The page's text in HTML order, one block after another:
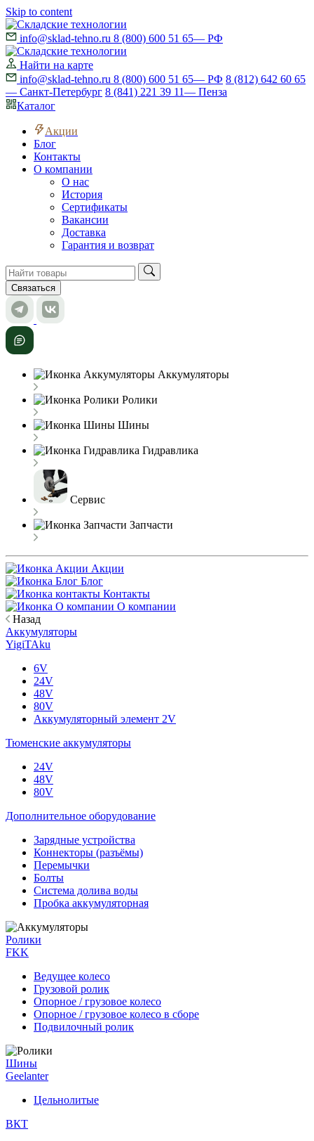
Skip to content
info@sklad-tehno.ru 8 (800) 600 51 65— РФ
Найти на карте
info@sklad-tehno.ru 8 (800) 600 51 65— РФ 8 (812) 642 60 65
— Санкт-Петербург 8 (841) 221 39 11— Пенза
Каталог
Акции
Блог
Контакты
О компании
О нас
История
Сертификаты
Вакансии
Доставка
Гарантия и возврат
Связаться
Аккумуляторы
Ролики
Шины
Гидравлика
Сервис
Запчасти
Акции
Блог
Контакты
О компании
Назад
Аккумуляторы
YigiTAku
6V
24V
48V
80V
Аккумуляторный элемент 2V
Тюменские аккумуляторы
24V
48V
80V
Дополнительное оборудование
Зарядные устройства
Коннекторы (разъёмы)
Перемычки
Болты
Система долива воды
Пробка аккумуляторная
Ролики
FKK
Ведущее колесо
Грузовой ролик
Опорное / грузовое колесо
Опорное / грузовое колесо в сборе
Подвилочный ролик
Шины
Geelanter
Цельнолитые
ВКТ